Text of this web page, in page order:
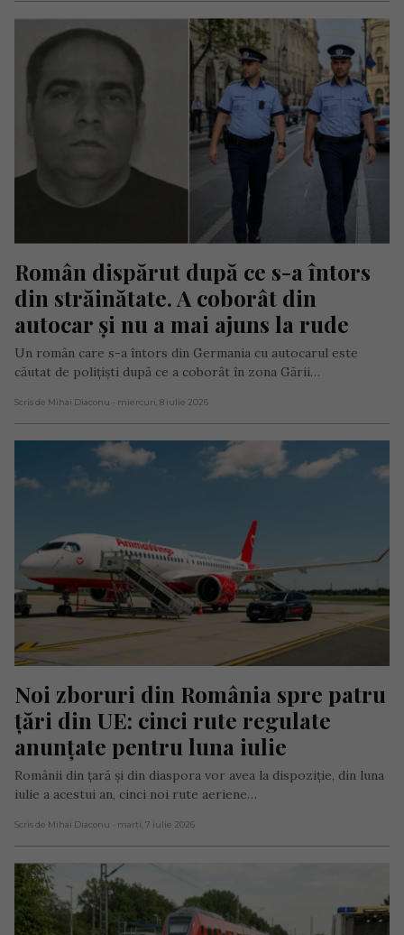
Român dispărut după ce s-a întors
din străinătate. A coborât din
autocar și nu a mai ajuns la rude
Un român care s-a întors din Germania cu autocarul este
căutat de polițiști după ce a coborât în zona Gării…
Scris de Mihai Diaconu - miercuri, 8 iulie 2026
Noi zboruri din România spre patru
țări din UE: cinci rute regulate
anunțate pentru luna iulie
Românii din țară și din diaspora vor avea la dispoziție, din luna
iulie a acestui an, cinci noi rute aeriene…
Scris de Mihai Diaconu - marți, 7 iulie 2026